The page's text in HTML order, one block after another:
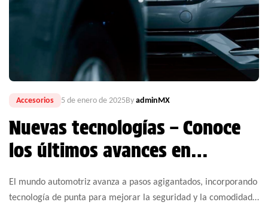
Accesorios 5 de enero de 2025ByadminMX
Nuevas tecnologías – Conoce
los últimos avances en
cámaras de retroceso,
sensores y car audio.
El mundo automotriz avanza a pasos agigantados, incorporando
tecnología de punta para mejorar la seguridad y la comodidad